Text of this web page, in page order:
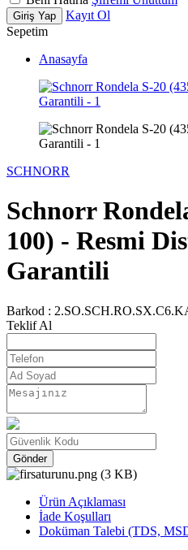
Giriş Yap
Kayıt Ol
Sepetim
Anasayfa
SCHNORR
Schnorr
100) - Resmi
Garantili
Barkod :
Teklif Al
Gönder
Ürün Açıklaması
İade Koşulları
Doküman Talebi (TDS,